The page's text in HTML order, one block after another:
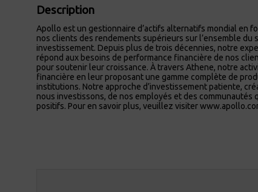
Description
Apollo est un gestionnaire d’actifs alternatifs mondial en
nos clients des rendements supérieurs sur l’ensemble
investissement. Depuis plus de trois décennies, notre
répond aux besoins de performance financière de nos
pour soutenir leur croissance. À travers Athene, notre
financière en leur proposant une gamme complète de
institutions. Notre approche d’investissement patiente,
nous investissons, de nos employés et des
positifs. Pour en savoir plus, veuillez visiter